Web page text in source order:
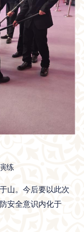
练
山。今后要以此次
安全意识内化于